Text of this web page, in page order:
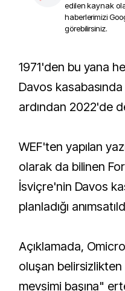
edilen kaynak
haberlerimizi
görebilirsiniz.
1971'den bu yana her yıl ocak ayında İsviçre'nin
Davos
ardından 2022'de
WEF'ten yapılan
olarak da bilinen
İsviçre'nin Davos
planladığı
Açıklamada,
oluşan
mevsimi başına"